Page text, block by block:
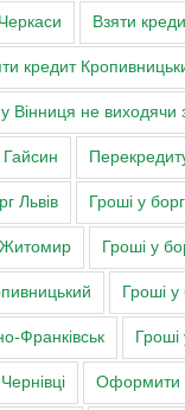
Взяти
кредит
Вінниця не виходячи
Львів Гроші у
Житомир Гроші у
Гроші у
Франківськ
Оформити